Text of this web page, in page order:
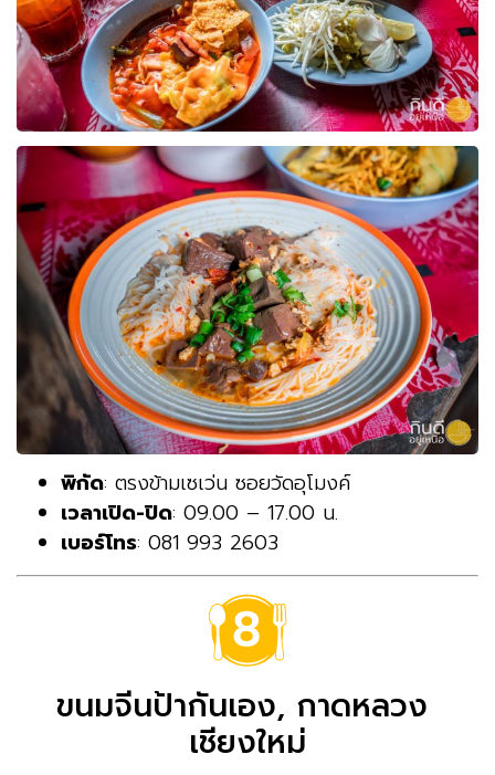
พิกัด: ตรงข้ามเซเว่น ซอยวัดอุโมงค์
เวลาเปิด-ปิด: 09.00 – 17.00 น.
เบอร์โทร: 081 993 2603
ขนมจีนป้ากันเอง, กาดหลวง
เชียงใหม่